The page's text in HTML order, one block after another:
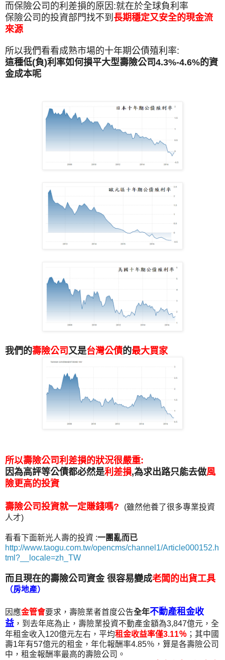
而保險公司的利差損的原因:就在於全球負利率
保險公司的投資部門找不到 長期穩定又安全的現金流
來源
所以我們看看成熟市場的十年期公債殖利率:
這種低(負)利率如何損平大型壽險公司4.3%-4.6%的資
金成本呢
我們的壽險公司 又是台灣公債的最大買家
所以壽險公司利差損的狀況很嚴重:
因為高評等公債都必然是利差損,為求出路只能去做風
險更高的投資
壽險公司投資就一定賺錢嗎?
(雖然他養了很多專業投資
人才)
看看下面新光人壽的投資 :一團亂而已
http://www.taogu.com.tw/opencms/channel1/Article000152.h
tml?__locale=zh_TW
而且現在的壽險公司資金 很容易變成老闆的出貨工具
（房地產）
因應金管會要求，壽險業者首度公告全年不動產租金收
益 ，到去年底為止，壽險業投資不動產金額為3,847億元，全
年租金收入120億元左右，平均租金收益率僅3.11％ ；其中國
壽1年有57億元的租金，年化報酬率4.85％，算是各壽險公司
中，租金報酬率最高的壽險公司。